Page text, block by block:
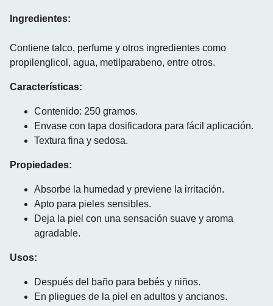
Ingredientes:
Contiene talco, perfume y otros ingredientes como
propilenglicol, agua, metilparabeno, entre otros.
Características:
Contenido: 250 gramos.
Envase con tapa dosificadora para fácil aplicación.
Textura fina y sedosa.
Propiedades:
Absorbe la humedad y previene la irritación.
Apto para pieles sensibles.
Deja la piel con una sensación suave y aroma
agradable.
Usos:
Después del baño para bebés y niños.
En pliegues de la piel en adultos y ancianos.